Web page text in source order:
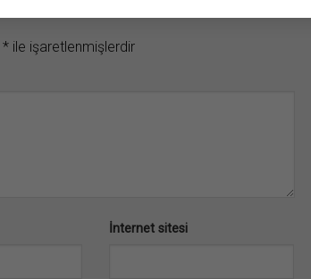
* ile işaretlenmişlerdir
İnternet sitesi